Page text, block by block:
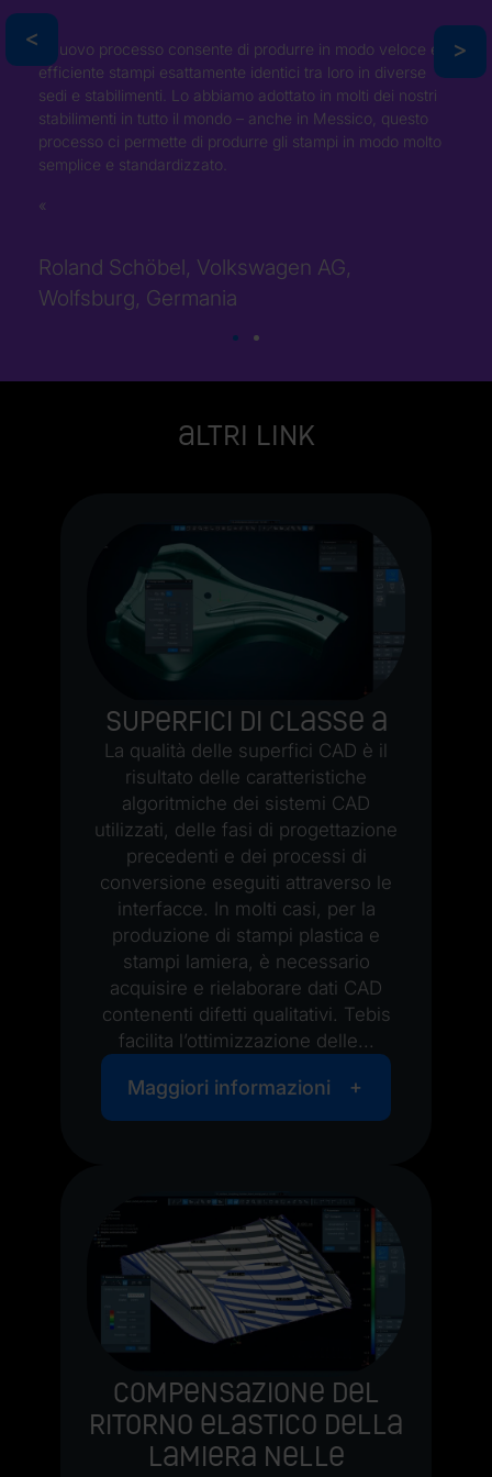
Il nuovo processo consente di produrre in modo veloce ed
efficiente stampi esattamente identici tra loro in diverse
sedi e stabilimenti. Lo abbiamo adottato in molti dei nostri
stabilimenti in tutto il mondo – anche in Messico, questo
processo ci permette di produrre gli stampi in modo molto
semplice e standardizzato.
Roland Schöbel, Volkswagen AG,
Wolfsburg, Germania
> >
Altri link
Superfici di classe A
La qualità delle superfici CAD è il
risultato delle caratteristiche
algoritmiche dei sistemi CAD
utilizzati, delle fasi di progettazione
precedenti e dei processi di
conversione eseguiti attraverso le
interfacce. In molti casi, per la
produzione di stampi plastica e
stampi lamiera, è necessario
acquisire e rielaborare dati CAD
contenenti difetti qualitativi. Tebis
facilita l’ottimizzazione delle...
Maggiori informazioni
Compensazione del
ritorno elastico della
lamiera nelle